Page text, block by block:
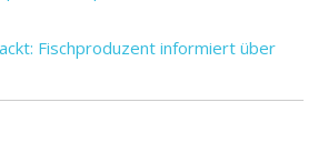
Fischproduzent informiert über